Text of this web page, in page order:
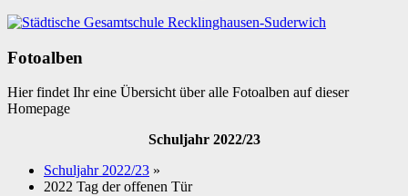
Fotoalben
Hier findet Ihr eine Übersicht über alle Fotoalben auf dieser
Homepage
Schuljahr 2022/23
Schuljahr 2022/23 »
2022 Tag der offenen Tür